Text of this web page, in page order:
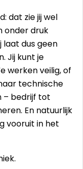
dat zie jij wel
onder druk
laat dus geen
Jij kunt je
werken veilig, of
technische
– bedrijf tot
En natuurlijk
vooruit in het